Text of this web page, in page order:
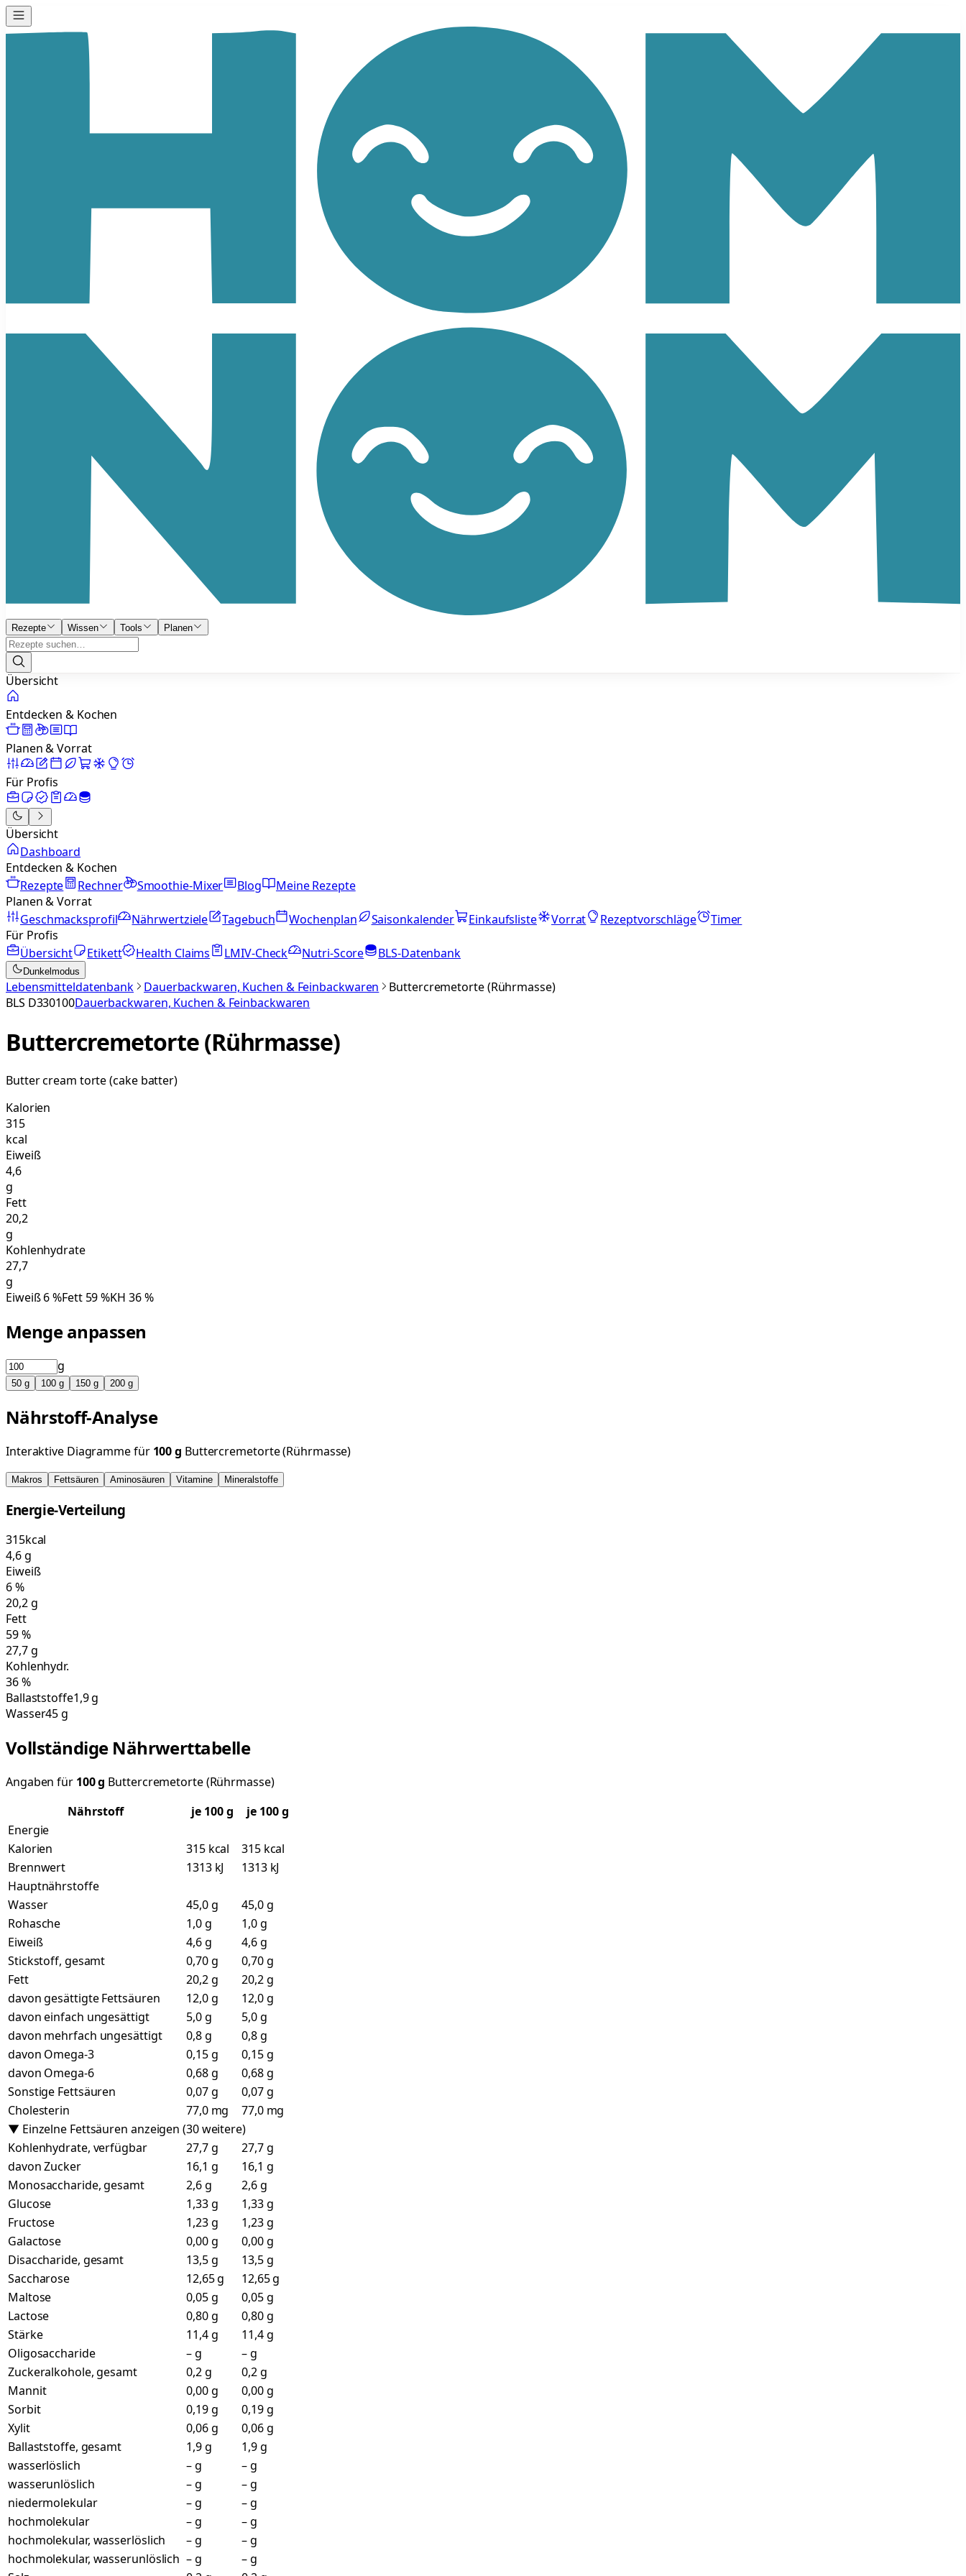
Rezepte Wissen Tools Planen
Übersicht
Entdecken & Kochen
Planen & Vorrat
Für Profis
Übersicht
Dashboard
Entdecken & Kochen
Rezepte
Rechner Smoothie-Mixer Blog
Meine Rezepte
Planen & Vorrat
Geschmacksprofil
Nährwertziele Tagebuch Wochenplan Saisonkalender Einkaufsliste Vorrat Rezeptvorschläge
Timer
Für Profis
Übersicht
Etikett Health Claims LMIV-Check Nutri-Score BLS-Datenbank
Dunkelmodus
Lebensmitteldatenbank Dauerbackwaren, Kuchen & Feinbackwaren
Buttercremetorte (Rührmasse)
BLS D330100Dauerbackwaren, Kuchen & Feinbackwaren
Buttercremetorte (Rührmasse)
Butter cream torte (cake batter)
Kalorien
315
kcal
Eiweiß
4,6
g
Fett
20,2
g
Kohlenhydrate
27,7
g
Eiweiß6%Fett 59%KH 36%
Menge anpassen
g
50 g 100 g 150 g 200 g
Nährstoff-Analyse
Interaktive Diagramme für 100g Buttercremetorte (Rührmasse)
Makros Fettsäuren Aminosäuren Vitamine Mineralstoffe
Energie-Verteilung
315kcal
4,6g
Eiweiß
6%
20,2g
Fett
59%
27,7g
Kohlenhydr.
36%
Ballaststoffe1,9 g
Wasser45 g
Vollständige Nährwerttabelle
Angaben für 100g Buttercremetorte (Rührmasse)
Nährstoff
je 100g
je 100 g
Energie
Kalorien
315 kcal
315 kcal
Brennwert
1313 kJ
1313 kJ
Hauptnährstoffe
Wasser
45,0 g
45,0 g
Rohasche
1,0 g
1,0 g
Eiweiß
4,6 g
4,6 g
Stickstoff, gesamt
0,70 g
0,70 g
Fett
20,2 g
20,2 g
davon gesättigte Fettsäuren
12,0 g
12,0 g
davon einfach ungesättigt
5,0 g
5,0 g
davon mehrfach ungesättigt
0,8 g
0,8 g
davon Omega-3
0,15 g
0,15 g
davon Omega-6
0,68 g
0,68 g
Sonstige Fettsäuren
0,07 g
0,07 g
Cholesterin
77,0 mg
77,0 mg
▼ Einzelne Fettsäuren anzeigen (30 weitere)
Kohlenhydrate, verfügbar
27,7 g
27,7 g
davon Zucker
16,1 g
16,1 g
Monosaccharide, gesamt
2,6 g
2,6 g
Glucose
1,33 g
1,33 g
Fructose
1,23 g
1,23 g
Galactose
0,00 g
0,00 g
Disaccharide, gesamt
13,5 g
13,5 g
Saccharose
12,65 g
12,65 g
Maltose
0,05 g
0,05 g
Lactose
0,80 g
0,80 g
Stärke
11,4 g
11,4 g
Oligosaccharide
– g
– g
Zuckeralkohole, gesamt
0,2 g
0,2 g
Mannit
0,00 g
0,00 g
Sorbit
0,19 g
0,19 g
Xylit
0,06 g
0,06 g
Ballaststoffe, gesamt
1,9 g
1,9 g
wasserlöslich
– g
– g
wasserunlöslich
– g
– g
niedermolekular
– g
– g
hochmolekular
– g
– g
hochmolekular, wasserlöslich
– g
– g
hochmolekular, wasserunlöslich – g
– g